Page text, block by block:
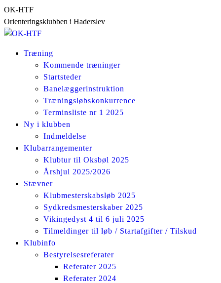
Skip
to
content
OK-HTF
Orienteringsklubben i Haderslev
Træning
Kommende træninger
Startsteder
Banelæggerinstruktion
Træningsløbskonkurrence
Terminsliste nr 1 2025
Ny i klubben
Indmeldelse
Klubarrangementer
Klubtur til Oksbøl 2025
Årshjul 2025/2026
Stævner
Klubmesterskabsløb 2025
Sydkredsmesterskaber 2025
Vikingedyst 4 til 6 juli 2025
Tilmeldinger til løb / Startafgifter / Tilskud
Klubinfo
Bestyrelsesreferater
Referater 2025
Referater 2024